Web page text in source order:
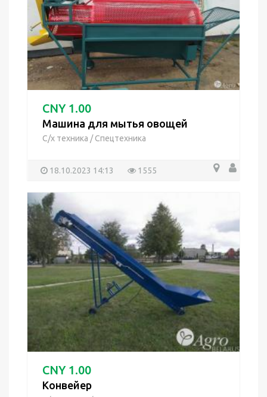
CNY 1.00
Машина для мытья овощей
С/х техника /Спецтехника
18.10.2023 14:13 1555
CNY 1.00
Конвейер